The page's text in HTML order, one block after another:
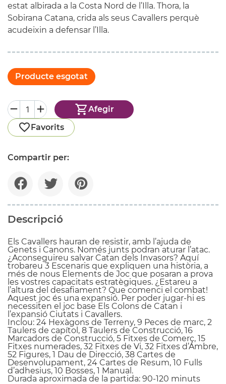
estat albirada a la Costa Nord de l’Illa. Thora, la
Sobirana Catana, crida als seus Cavallers perquè
acudeixin a defensar l’Illa.
Producte esgotat
Afegir
Favorits
Compartir per:
Descripció
Els Cavallers hauran de resistir, amb l’ajuda de
Genets i Canons. Només junts podran aturar l’atac.
¿Aconseguireu salvar Catan dels Invasors? Aquí
trobareu 3 Escenaris que expliquen una història, a
més de nous Elements de Joc que posaran a prova
les vostres capacitats estratègiques. ¿Estareu a
l’altura del desafiament? Que comenci el combat!
Aquest joc és una expansió. Per poder jugar-hi es
necessiten el joc base Els Colons de Catan i
l’expansió Ciutats i Cavallers.
Inclou: 24 Hexàgons de Terreny, 9 Peces de marc, 2
Taulers de capítol, 8 Taulers de Construcció, 16
Marcadors de Construcció, 5 Fitxes de Comerç, 15
Fitxes numerades, 32 Fitxes de Vi, 32 Fitxes d’Ambre,
52 Figures, 1 Dau de Direcció, 38 Cartes de
Desenvolupament, 24 Cartes de Resum, 10 Fulls
d’adhesius, 10 Bosses, 1 Manual.
Durada aproximada de la partida: 90-120 minuts